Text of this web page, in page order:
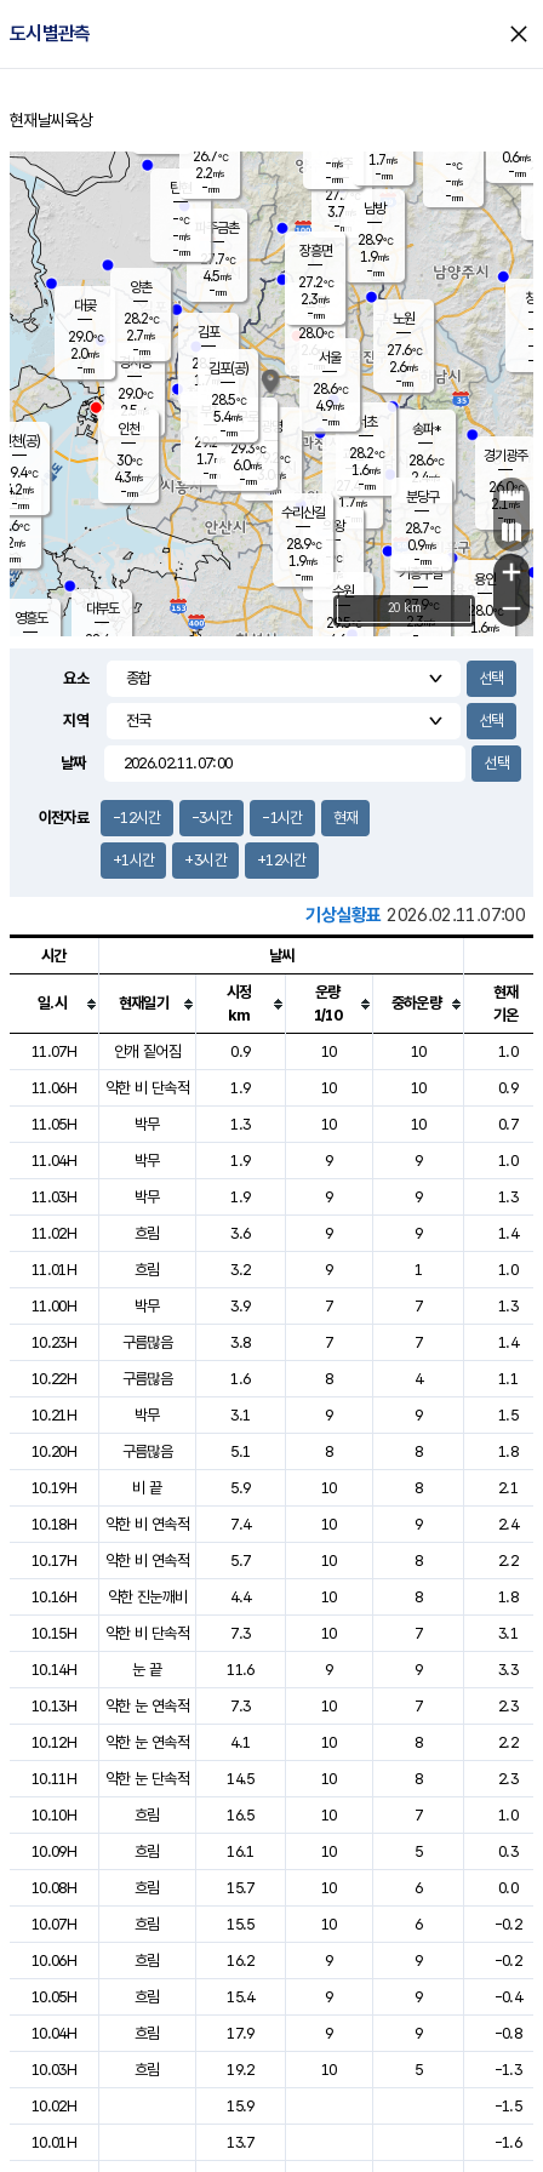
도시별관측 close
홈
현재날씨 육상
의도
℃
m/s
mm
영흥도
양주
27.7℃
3.7
-mm
과천
27.4℃
1.7m/s
- mm
용인
28.0℃
1.6m/s
경기광주
26.0℃
2.1m/s
-mm
3.2m/s
대부도
28.4
경서동
29.0℃
2.5 m/s
-mm
파주금촌
27.7℃
4.5m/s
-mm
-℃
-m/s
-mm
대곶
29.0℃
2.0m/s
-mm
창
-
-m/
-
탄현
-℃
-m/s
-mm
0.6m/s
-mm
의왕
- ℃
m/s
mm
김포
28.5℃
1.7 m/s
mm
광명
29.2 ℃
3.0 m/s
-mm
부천
29.2℃
1.7m/s
-mm
양촌
28.2℃
2.7m/s
-mm
구로
29.3℃
6.0m/s
-mm
은평
28.0℃
2.6 m/s
- mm
노원
27.6℃
2.6m/s
-mm
송파*
28.6℃
2.4m/s
-mm
서초
28.2℃
1.6m/s
-mm
남방
28.9℃
1.9m/s
-mm
기흥구갈
27.9℃
2.3m/s
-
수리산길
28.9℃
1.9m/s
-mm
분당구
28.7℃
0.9m/s
-mm
장흥면
27.2℃
2.3m/s
-mm
-m/s
-mm
인천(공)
29.4℃
4.2m/s
-mm
김포(공)
28.5℃
5.4m/s
-mm
수원
29.5℃
4.6 m/s
인천
30℃
4.3m/s
-mm
서울
28.6℃
4.9m/s
-mm
26.7℃
2.2m/s
-mm
1.7m/s
-mm
+
−
20 km
요소
지역
날짜
이전자료 -12시간 -3시간 -1시간 현재
+1시간 +3시간 +12시간
기상실황표 2026.02.11.07:00
도시별 기상실황표로 지점, 날씨, 기온, 강수, 바람, 기압등을 안내한 표입
시간 날씨
일.시 현재일기
시정
km
운량
1/10
중하운량
현재
기온
11.07H
안개 짙어짐 0.9 10 10
1.0
11.06H
약한 비 단속적 1.9 10 10
0.9
11.05H
박무 1.3 10 10
0.7
11.04H
박무 1.9 9 9
1.0
11.03H
박무 1.9 9 9
1.3
11.02H
흐림 3.6 9 9
1.4
11.01H
흐림 3.2 9 1
1.0
11.00H
박무 3.9 7 7
1.3
10.23H
구름많음 3.8 7 7
1.4
10.22H
구름많음 1.6 8 4
1.1
10.21H
박무 3.1 9 9
1.5
10.20H
구름많음 5.1 8 8
1.8
10.19H
비 끝 5.9 10 8
2.1
10.18H
약한 비 연속적 7.4 10 9
2.4
10.17H
약한 비 연속적 5.7 10 8
2.2
10.16H
약한 진눈깨비 4.4 10 8
1.8
10.15H
약한 비 단속적 7.3 10 7
3.1
10.14H
눈 끝 11.6 9 9
3.3
10.13H
약한 눈 연속적 7.3 10 7
2.3
10.12H
약한 눈 연속적 4.1 10 8
2.2
10.11H
약한 눈 단속적 14.5 10 8
2.3
10.10H
흐림 16.5 10 7
1.0
10.09H
흐림 16.1 10 5
0.3
10.08H
흐림 15.7 10 6
0.0
10.07H
흐림 15.5 10 6
-0.2
10.06H
흐림 16.2 9 9
-0.2
10.05H
흐림 15.4 9 9
-0.4
10.04H
흐림 17.9 9 9
-0.8
10.03H
흐림 19.2 10 5
-1.3
10.02H
15.9
-1.5
10.01H
13.7
-1.6